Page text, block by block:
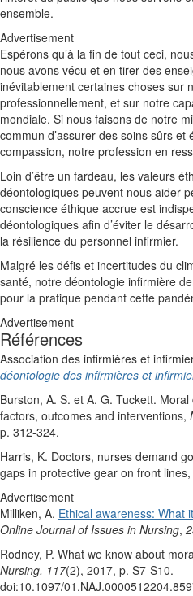
ensemble.
Advertisement
Espérons qu’à la fin de tout ceci,
nous avons vécu et en tirer des
inévitablement certaines choses sur
professionnellement, et sur notre
mondiale. Si nous faisons de notre
commun d’assurer des soins sûrs
compassion, notre profession en
Loin d’être un fardeau, les valeurs
déontologiques peuvent nous aider
conscience éthique accrue est
déontologiques afin d’éviter le
la résilience du personnel infirmier.
Malgré les défis et incertitudes du
santé, notre déontologie infirmière
pour la pratique pendant cette
Advertisement
Références
Association des infirmières et
déontologie des infirmières et
Burston, A. S. et A. G. Tuckett.
factors, outcomes and interventions,
p. 312-324.
Harris, K. Doctors, nurses demand
gaps in protective gear on front lines,
Advertisement
Milliken, A. Ethical awareness: What
Online Journal of Issues in Nursing,
Rodney, P. What we know about
Nursing, 117(2), 2017, p. S7-S10.
doi:10.1097/